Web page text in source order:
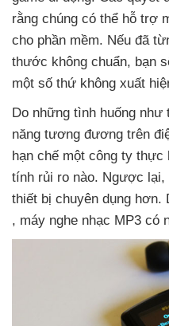
rằng chúng có thể hỗ trợ
cho phần mềm. Nếu đã
thước không chuẩn, bạn
một số thứ không xuất
Do những tình huống như
năng tương đương trên
hạn chế một công ty
tính rủi ro nào. Ngược lại,
thiết bị chuyên dụng hơn.
, máy nghe nhạc MP3 có